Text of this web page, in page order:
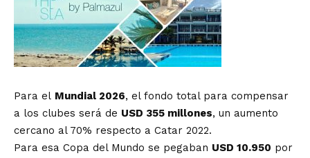
Para el Mundial 2026, el fondo total para compensar
a los clubes será de USD 355 millones, un aumento
cercano al 70% respecto a Catar 2022.
Para esa Copa del Mundo se pegaban USD 10.950 por